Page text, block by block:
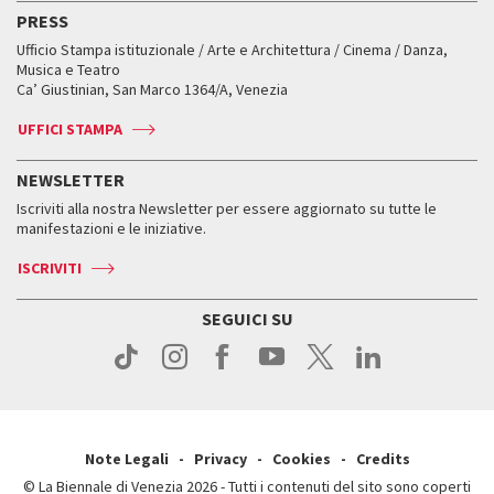
FAQ
Servizi al pubblico
Come raggiungerci
Press
Edizioni passate
Orari e sedi
Accrediti
Come raggiungerci
Orari e sedi
Biglietti
Accrediti
Come raggiungerci
Contatti
Press
Accrediti
Servizi al pubblico
Come raggiungerci
Press
Workshop di critica teatrale
Leone d’oro alla carriera
Leone d’argento
Edizioni passate
Orari e sedi
Biglietti
Servizi al pubblico
Come raggiungerci
Contatti
Mostre Virtuali
Fondi e Collezioni
Biennale College ASAC
ASAC DATI
Storia
Orari e sedi
PRESS
Ufficio Stampa istituzionale / Arte e Architettura / Cinema / Danza,
Musica e Teatro
Ca’ Giustinian, San Marco 1364/A, Venezia
UFFICI STAMPA
NEWSLETTER
Iscriviti alla nostra Newsletter per essere aggiornato su tutte le
manifestazioni e le iniziative.
ISCRIVITI
SEGUICI SU
Note Legali Privacy Cookies
Credits
© La Biennale di Venezia 2026 - Tutti i contenuti del sito sono coperti